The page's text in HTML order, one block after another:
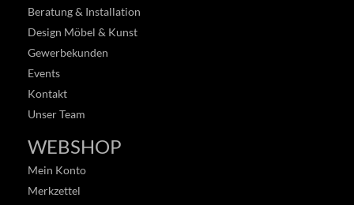
Beratung & Installation
Design Möbel & Kunst
Gewerbekunden
Events
Kontakt
Unser Team
WEBSHOP
Mein Konto
Merkzettel